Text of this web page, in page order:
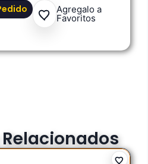
Agregalo a
Favoritos